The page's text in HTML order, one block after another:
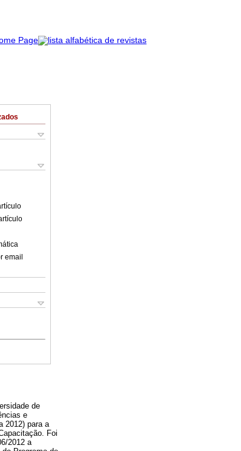
email
de
e
2012) para a
Foi
2012 a